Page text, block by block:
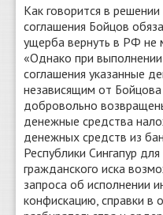
Как говорится в
соглашения Бойцов
ущерба вернуть в РФ не
«Однако при
соглашения указанные
независящим от
добровольно
денежные средства
денежных средств из
Республики Сингапур
гражданского иска
запроса об исполнении
конфискацию, справки в